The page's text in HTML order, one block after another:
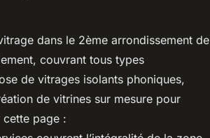
dans le 2ème arrondissement de
couvrant tous types
de vitrages isolants phoniques,
de vitrines sur mesure pour
cette page :